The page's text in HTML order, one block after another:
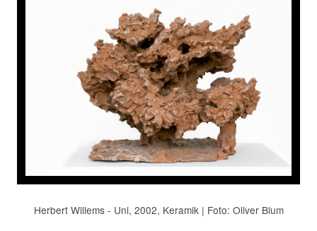
Herbert Willems - Uni, 2002, Keramik | Foto: Oliver Blum